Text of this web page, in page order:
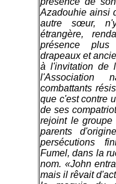
Azadouhie ainsi
autre sœur,
étrangère,
présence
drapeaux et
à l'invitation de
l'Association
combattants
que c'est contre
de ses
rejoint le
parents
persécutions
Fumel, dans la
nom. «John
mais il rêvait